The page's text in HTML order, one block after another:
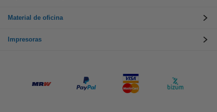
Material de oficina
Impresoras